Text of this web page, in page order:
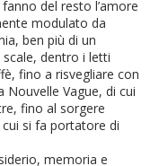
del resto l’amore
modulato da
ben più di un
dentro i letti
fino a risvegliare con
Nouvelle Vague, di cui
fino al sorgere
si fa portatore di
memoria e